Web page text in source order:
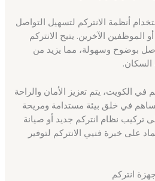
أنظمة الانتركم لتسهيل التواصل
الموظفين الآخرين. يتيح الانتركم
بوضوح وسهولة، مما يزيد من
السكان.
الكويت، يتم تعزيز الأمان والراحة
في خلق بيئة مستدامة ومريحة
تركيب نظام انتركم جديد أو صيانة
على خبرة فنيي الانتركم لتوفير
انتركم